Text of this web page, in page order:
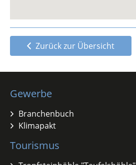
Zurück zur Übersicht
Gewerbe
Branchenbuch
Klimapakt
Tourismus